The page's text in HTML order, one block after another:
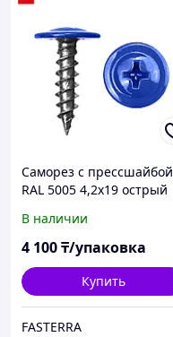
Саморез с прессшайбой
RAL 5005 4,2х19 острый
В наличии
4 100₸/упаковка
Купить
FASTERRA